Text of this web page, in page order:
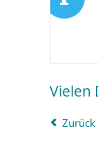
Vielen
Zurück